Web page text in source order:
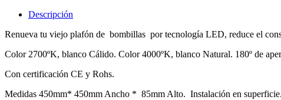
Descripción
Renueva tu viejo plafón de bombillas por tecnología LED, reduce el
Color 2700ºK, blanco Cálido. Color 4000ºK, blanco Natural. 180º de
Con certificación CE y Rohs.
Medidas 450mm* 450mm Ancho * 85mm Alto. Instalación en superficie.